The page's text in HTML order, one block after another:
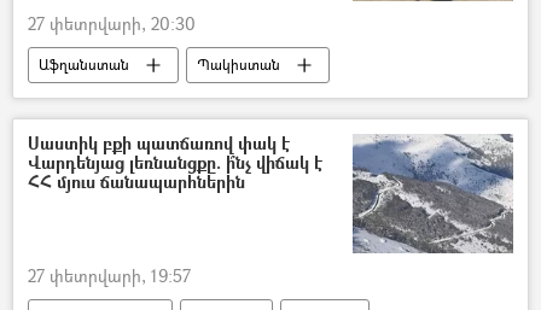
27 փետրվարի, 20:30
Աֆղանստան
Պակիստան
Պատերազմ
Սաստիկ բքի պատճառով փակ է
Վարդենյաց լեռնանցքը. ի՞նչ վիճակ է
ՀՀ մյուս ճանապարհներին
27 փետրվարի, 19:57